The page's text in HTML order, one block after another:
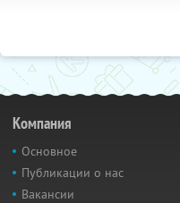
Компания
Основное
Публикации о нас
Вакансии